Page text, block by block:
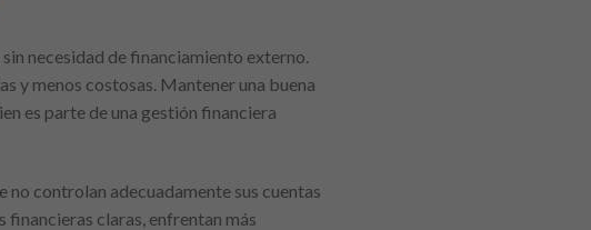
necesidad de financiamiento externo.
y menos costosas. Mantener una buena
es parte de una gestión financiera
no controlan adecuadamente sus cuentas
claras, enfrentan más